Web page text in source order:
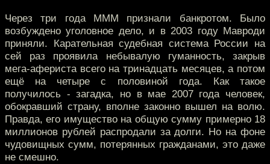
Через три года МММ признали банкротом. Было
возбуждено уголовное дело, и в 2003 году Мавроди
приняли. Карательная судебная система России на
сей раз проявила небывалую гуманность, закрыв
мега-афериста всего на тринадцать месяцев, а потом
ещё на четыре с половиной года. Как такое
получилось - загадка, но в мае 2007 года человек,
обокравший страну, вполне законно вышел на волю.
Правда, его имущество на общую сумму примерно 18
миллионов рублей распродали за долги. Но на фоне
чудовищных сумм, потерянных гражданами, это даже
не смешно.